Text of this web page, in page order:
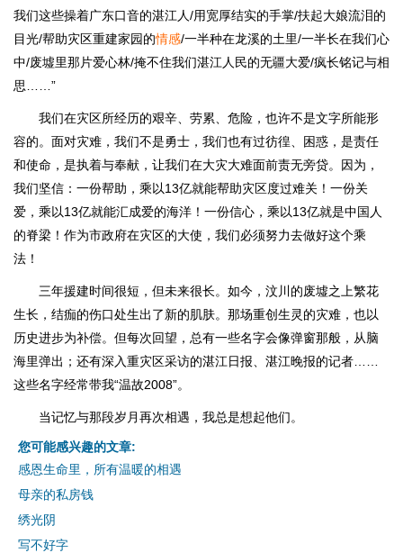
我们这些操着广东口音的湛江人/用宽厚结实的手掌/扶起大娘流泪的
目光/帮助灾区重建家园的情感/一半种在龙溪的土里/一半长在我们心
中/废墟里那片爱心林/掩不住我们湛江人民的无疆大爱/疯长铭记与相
思……”
我们在灾区所经历的艰辛、劳累、危险，也许不是文字所能形
容的。面对灾难，我们不是勇士，我们也有过彷徨、困惑，是责任
和使命，是执着与奉献，让我们在大灾大难面前责无旁贷。因为，
我们坚信：一份帮助，乘以13亿就能帮助灾区度过难关！一份关
爱，乘以13亿就能汇成爱的海洋！一份信心，乘以13亿就是中国人
的脊梁！作为市政府在灾区的大使，我们必须努力去做好这个乘
法！
三年援建时间很短，但未来很长。如今，汶川的废墟之上繁花
生长，结痂的伤口处生出了新的肌肤。那场重创生灵的灾难，也以
历史进步为补偿。但每次回望，总有一些名字会像弹窗那般，从脑
海里弹出；还有深入重灾区采访的湛江日报、湛江晚报的记者……
这些名字经常带我“温故2008”。
当记忆与那段岁月再次相遇，我总是想起他们。
您可能感兴趣的文章:
感恩生命里，所有温暖的相遇
母亲的私房钱
绣光阴
写不好字